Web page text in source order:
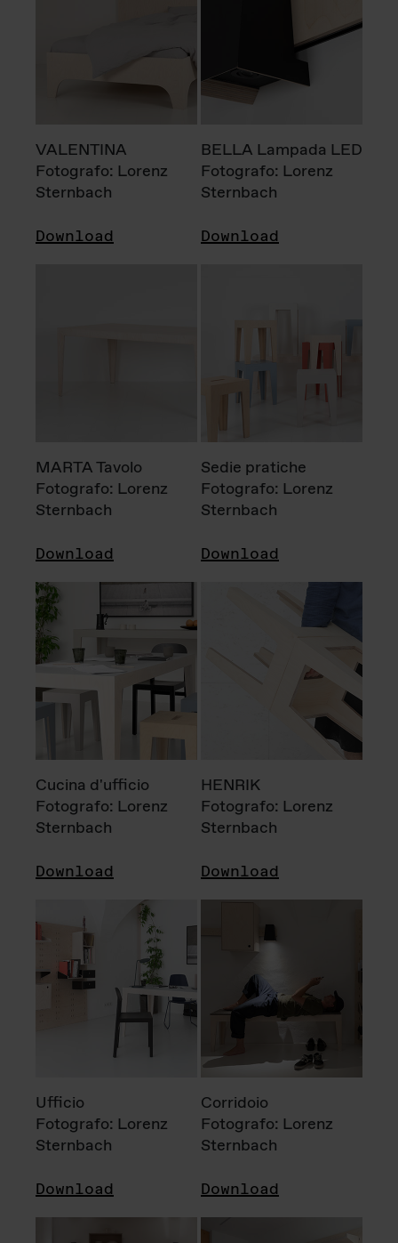
VALENTINA
Fotografo: Lorenz
Sternbach
Download
BELLA Lampada LED
Fotografo: Lorenz
Sternbach
Download
MARTA Tavolo
Fotografo: Lorenz
Sternbach
Download
Sedie pratiche
Fotografo: Lorenz
Sternbach
Download
Cucina d'ufficio
Fotografo: Lorenz
Sternbach
Download
HENRIK
Fotografo: Lorenz
Sternbach
Download
Ufficio
Fotografo: Lorenz
Sternbach
Download
Corridoio
Fotografo: Lorenz
Sternbach
Download